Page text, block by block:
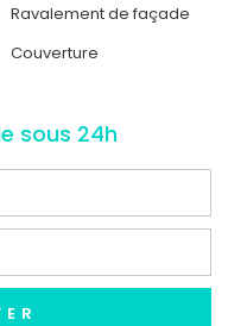
Ravalement de façade
Couverture
sous 24h